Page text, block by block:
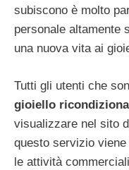
subiscono è molto
personale altamente
una nuova vita ai
Tutti gli utenti che
gioiello
visualizzare nel sito
questo servizio
le attività